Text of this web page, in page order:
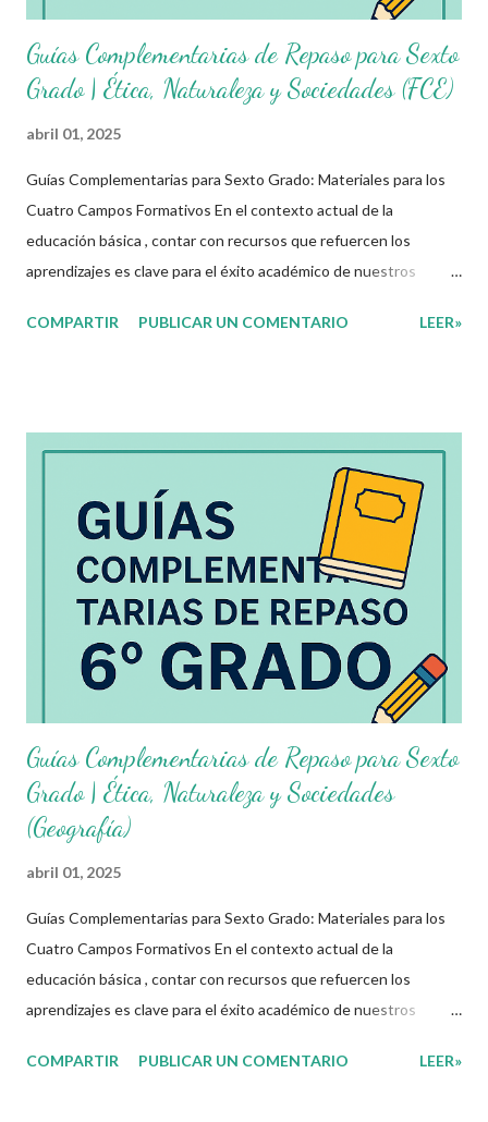
Guías Complementarias de Repaso para Sexto
Grado | Ética, Naturaleza y Sociedades (FCE)
abril 01, 2025
Guías Complementarias para Sexto Grado: Materiales para los
Cuatro Campos Formativos En el contexto actual de la
educación básica , contar con recursos que refuercen los
aprendizajes es clave para el éxito académico de nuestros
complementarias de repaso vacacional para sexto grado de
, o incluso en guardería en casa y cursos online para niños .
Como docentes de primaria, sabemos que contar con recursos
organizados y diseñados para fortalecer el aprendizaje es
fundamental. Hoy queremos compartir con ustedes unas
excelentes Guías Complementarias para Sexto Grado de
Primaria , elaboradas con fines educativos, las cuales abarcan los
cuatro campos formativos establecidos por...
COMPARTIR PUBLICAR UN COMENTARIO LEER»
Guías Complementarias de Repaso para Sexto
Grado | Ética, Naturaleza y Sociedades
(Geografía)
abril 01, 2025
Guías Complementarias para Sexto Grado: Materiales para los
Cuatro Campos Formativos En el contexto actual de la
educación básica , contar con recursos que refuercen los
aprendizajes es clave para el éxito académico de nuestros
complementarias de repaso vacacional para sexto grado de
COMPARTIR PUBLICAR UN COMENTARIO LEER»